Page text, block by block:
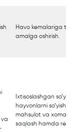
Havo kemalariga
amalga oshirish.
Ixtisoslashgan
hayvonlarni
mahsulot va
saqlash hamda